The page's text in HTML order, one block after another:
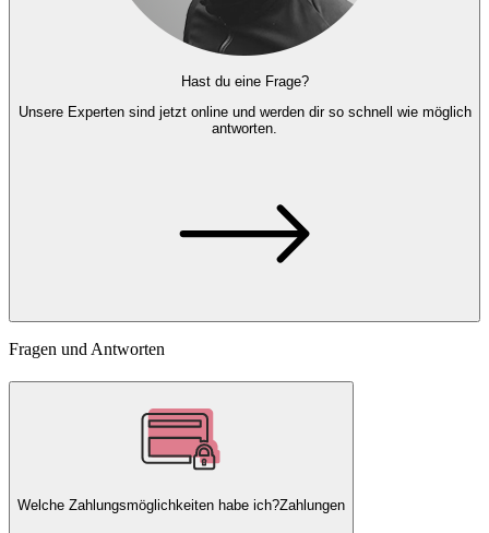
Hast du eine Frage?
Unsere Expertensind jetzt online und werden dir so schnell wie möglich
antworten.
Fragen und Antworten
Welche Zahlungsmöglichkeiten habe ich?Zahlungen